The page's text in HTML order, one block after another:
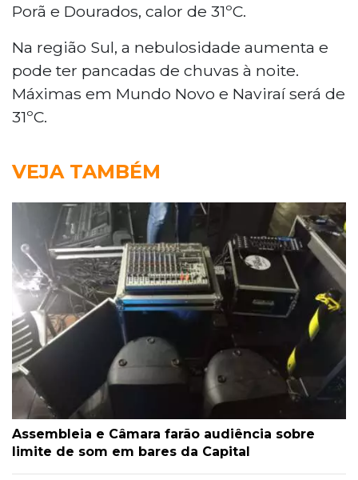
Porã e Dourados, calor de 31ºC.
Na região Sul, a nebulosidade aumenta e
pode ter pancadas de chuvas à noite.
Máximas em Mundo Novo e Naviraí será de
31ºC.
VEJA TAMBÉM
Assembleia e Câmara farão audiência sobre
limite de som em bares da Capital